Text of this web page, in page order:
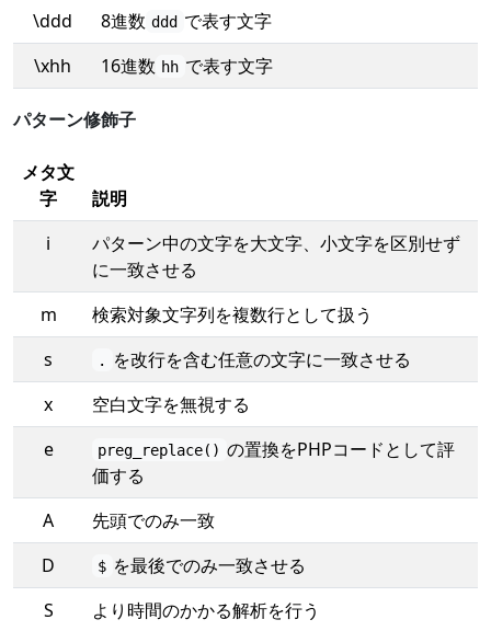
\ddd
8進数 ddd で表す文字
\xhh
16進数 hh で表す文字
パターン修飾子
メタ文
字
説明
i
パターン中の文字を大文字、小文字を区別せず
に一致させる
m
検索対象文字列を複数行として扱う
s
.
を改行を含む任意の文字に一致させる
x
空白文字を無視する
e
preg_replace() の置換をPHPコードとして評
価する
A
先頭でのみ一致
D
$ を最後でのみ一致させる
S
より時間のかかる解析を行う